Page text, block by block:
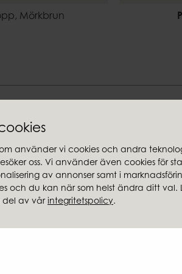
använder vi cookies och andra
oss. Vi använder även cookies för
av annonser samt i
och du kan när som helst ändra ditt val.
del av vår integritetspolicy.
Mörkbrun
Hitta